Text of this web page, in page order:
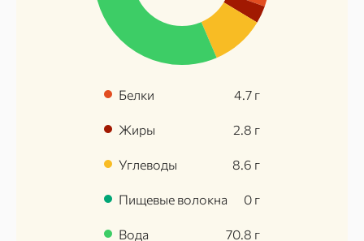
Белки 4.7 г
Жиры 2.8 г
Углеводы 8.6 г
Пищевые волокна 0 г
Вода 70.8 г